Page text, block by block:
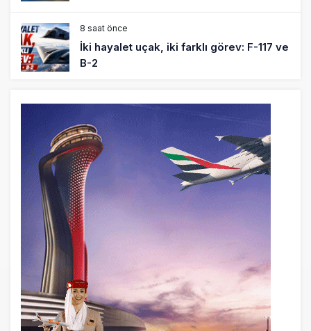
8 saat önce
İki hayalet uçak, iki farklı görev: F-117 ve
B-2
THY ve Pegasus Dünyanın En Değerli
Havayolları Arasında
10 saat önce
Fly Baghdad ABD yaptırım listesinden
çıkarıldı
11 saat önce
Elektrikli uçaklar Avrupa’da kısa rotalara
hazırlanıyor
12 saat önce
Trump’ı taşıyan Marine One, yolcu